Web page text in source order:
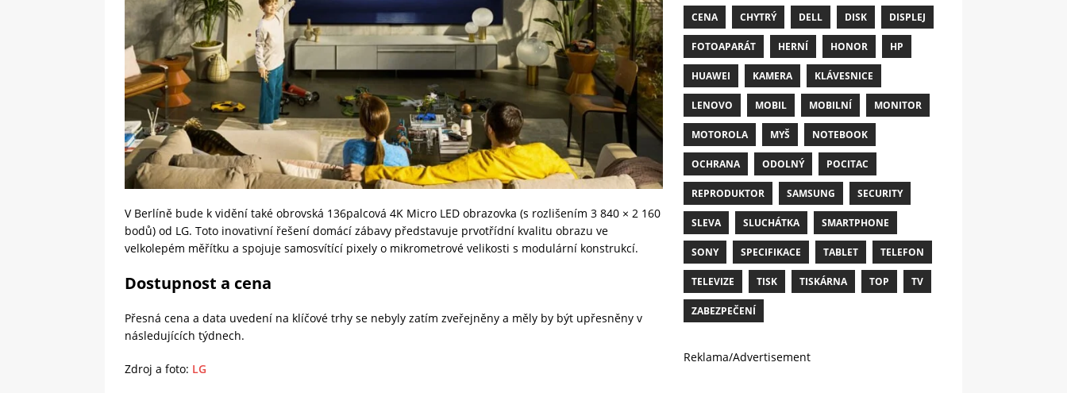
V Berlíně bude k vidění také obrovská 136palcová 4K Micro LED obrazovka (s rozlišením 3 840 × 2 160
bodů) od LG. Toto inovativní řešení domácí zábavy představuje prvotřídní kvalitu obrazu ve
velkolepém měřítku a spojuje samosvítící pixely o mikrometrové velikosti s modulární konstrukcí.
Dostupnost a cena
Přesná cena a data uvedení na klíčové trhy se nebyly zatím zveřejněny a měly by být upřesněny v
následujících týdnech.
Zdroj a foto: LG
CENA CHYTRÝ DELL DISK DISPLEJ
FOTOAPARÁT HERNÍ HONOR HP
HUAWEI KAMERA KLÁVESNICE
LENOVO MOBIL MOBILNÍ MONITOR
MOTOROLA MYŠ NOTEBOOK
OCHRANA ODOLNÝ POCITAC
REPRODUKTOR SAMSUNG SECURITY
SLEVA SLUCHÁTKA SMARTPHONE
SONY SPECIFIKACE TABLET TELEFON
TELEVIZE TISK TISKÁRNA TOP TV
ZABEZPEČENÍ
Reklama/Advertisement